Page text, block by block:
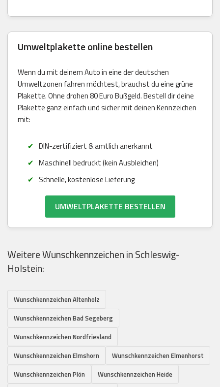
Umweltplakette online bestellen
Wenn du mit deinem Auto in eine der deutschen
Umweltzonen fahren möchtest, brauchst du eine grüne
Plakette. Ohne drohen 80 Euro Bußgeld. Bestell dir deine
Plakette ganz einfach und sicher mit deinen Kennzeichen
mit:
DIN-zertifiziert & amtlich anerkannt
Maschinell bedruckt (kein Ausbleichen)
Schnelle, kostenlose Lieferung
UMWELTPLAKETTE BESTELLEN
Weitere Wunschkennzeichen in Schleswig-
Holstein:
Wunschkennzeichen Altenholz
Wunschkennzeichen Bad Segeberg
Wunschkennzeichen Nordfriesland
Wunschkennzeichen Elmshorn
Wunschkennzeichen Elmenhorst
Wunschkennzeichen Plön
Wunschkennzeichen Heide